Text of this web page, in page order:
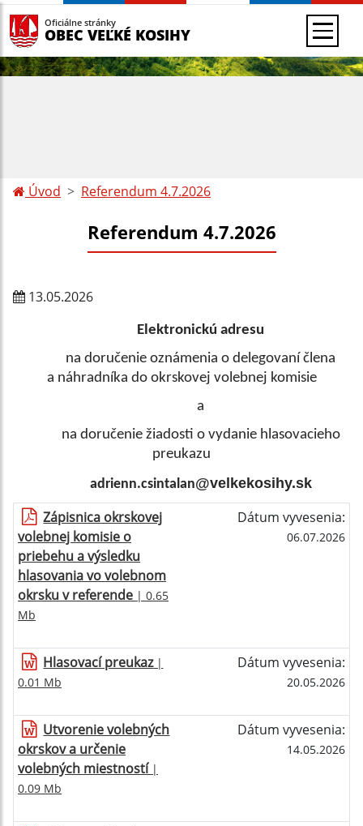
Oficiálne stránky
OBEC VEĽKÉ KOSIHY
Úvod Referendum 4.7.2026
Referendum 4.7.2026
13.05.2026
Elektronickú adresu
na doručenie oznámenia o delegovaní člena
a náhradníka do okrskovej volebnej komisie
a
na doručenie žiadosti o vydanie hlasovacieho
preukazu
adrienn.csintalan@velkekosihy.sk
Zápisnica okrskovej
volebnej komisie o
priebehu a výsledku
hlasovania vo volebnom
okrsku v referende | 0.65
Mb
Dátum vyvesenia:
06.07.2026
Hlasovací preukaz|
0.01 Mb
Dátum vyvesenia:
20.05.2026
Utvorenie volebných
okrskov a určenie
volebných miestností|
0.09 Mb
Dátum vyvesenia:
14.05.2026